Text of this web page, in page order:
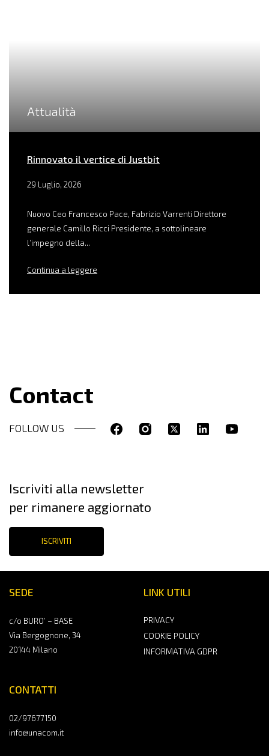
Attualità
Rinnovato il vertice di Justbit
29 Luglio, 2026
Nuovo Ceo Francesco Pace, Fabrizio Varrenti Direttore
generale Camillo Ricci Presidente, a sottolineare
l’impegno della...
Continua a leggere
Contact
FOLLOW US
SEDE
c/o BURO’ – BASE
Via Bergognone, 34
20144 Milano
CONTATTI
02/97677150
info@unacom.it
LINK UTILI
PRIVACY
COOKIE POLICY
INFORMATIVA GDPR
Iscriviti alla newsletter
per rimanere aggiornato
ISCRIVITI